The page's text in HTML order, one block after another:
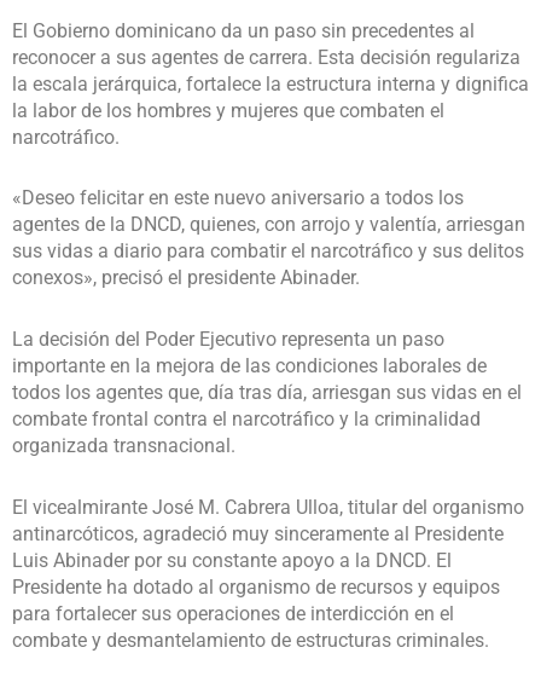
El Gobierno dominicano da un paso sin precedentes al
reconocer a sus agentes de carrera. Esta decisión regulariza
la escala jerárquica, fortalece la estructura interna y dignifica
la labor de los hombres y mujeres que combaten el
narcotráfico.
«Deseo felicitar en este nuevo aniversario a todos los
agentes de la DNCD, quienes, con arrojo y valentía, arriesgan
sus vidas a diario para combatir el narcotráfico y sus delitos
conexos», precisó el presidente Abinader.
La decisión del Poder Ejecutivo representa un paso
importante en la mejora de las condiciones laborales de
todos los agentes que, día tras día, arriesgan sus vidas en el
combate frontal contra el narcotráfico y la criminalidad
organizada transnacional.
El vicealmirante José M. Cabrera Ulloa, titular del organismo
antinarcóticos, agradeció muy sinceramente al Presidente
Luis Abinader por su constante apoyo a la DNCD. El
Presidente ha dotado al organismo de recursos y equipos
para fortalecer sus operaciones de interdicción en el
combate y desmantelamiento de estructuras criminales.